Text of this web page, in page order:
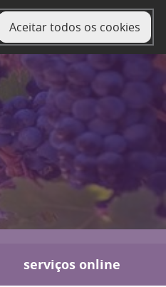
Aceitar todos os cookies
serviços online